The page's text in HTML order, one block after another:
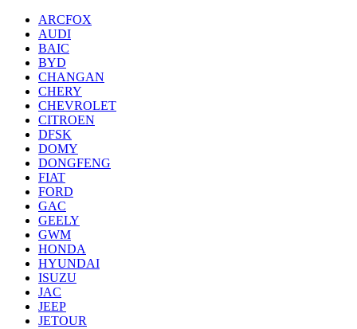
ARCFOX
AUDI
BAIC
BYD
CHANGAN
CHERY
CHEVROLET
CITROEN
DFSK
DOMY
DONGFENG
FIAT
FORD
GAC
GEELY
GWM
HONDA
HYUNDAI
ISUZU
JAC
JEEP
JETOUR